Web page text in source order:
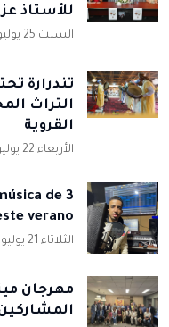
للأستاذ
السبت 25 يوليو 2026
تندرارة
التراث
القروية
الأربعاء 22 يوليو 2026
de
verano
الثلاثاء 21 يوليو 2026
مهرجان